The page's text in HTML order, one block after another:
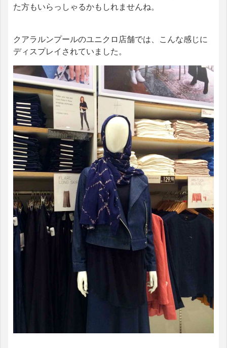
た方もいらっしゃるかもしれませんね。
クアラルンプールのユニクロ店舗では、こんな感じに
ディスプレイされていました。